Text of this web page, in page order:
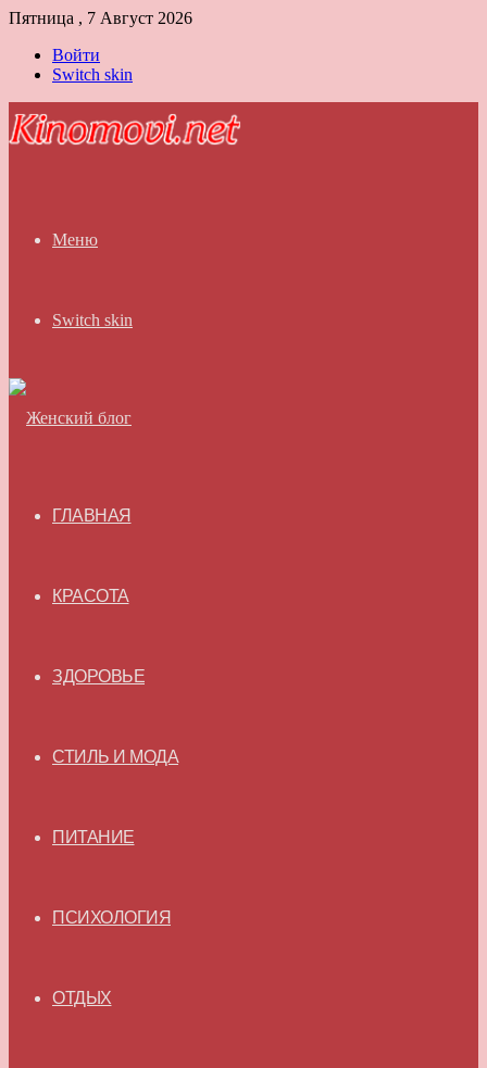
Пятница , 7 Август 2026
Войти
Switch skin
Меню
Switch skin
ГЛАВНАЯ
КРАСОТА
ЗДОРОВЬЕ
СТИЛЬ И МОДА
ПИТАНИЕ
ПСИХОЛОГИЯ
ОТДЫХ